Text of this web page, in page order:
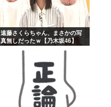
遠藤さくらちゃん、まさかの写
真無しだったｗ【乃木坂46】